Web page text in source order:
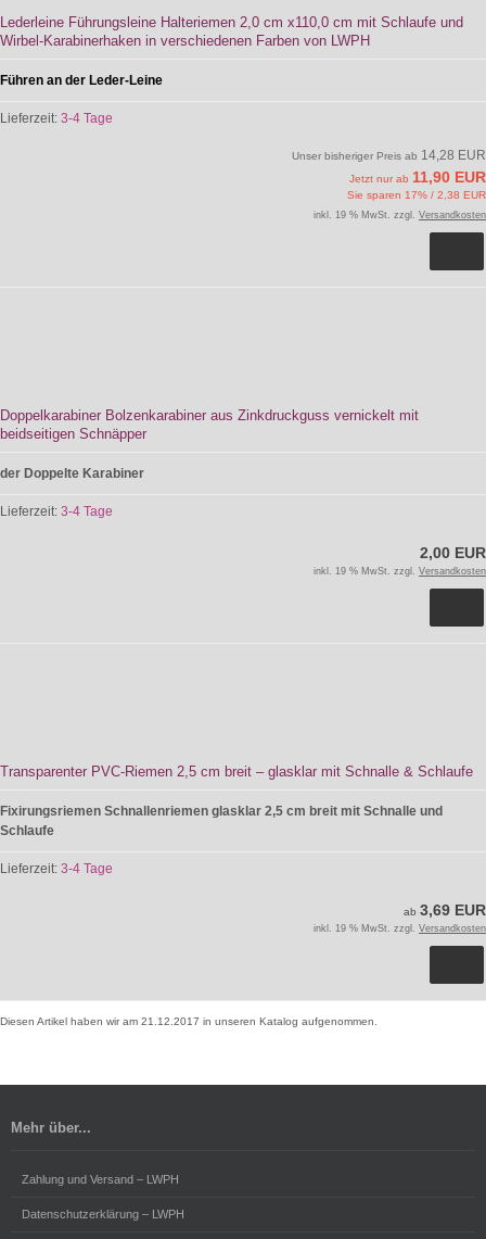
Lederleine Führungsleine Halteriemen 2,0 cm x110,0 cm mit Schlaufe und
Wirbel-Karabinerhaken in verschiedenen Farben von LWPH
Führen an der Leder-Leine
Lieferzeit: 3-4 Tage
Unser bisheriger Preis ab 14,28 EUR
Jetzt nur ab 11,90 EUR
Sie sparen 17% / 2,38 EUR
inkl. 19 % MwSt. zzgl. Versandkosten
Doppelkarabiner Bolzenkarabiner aus Zinkdruckguss vernickelt mit
beidseitigen Schnäpper
der Doppelte Karabiner
Lieferzeit: 3-4 Tage
2,00 EUR
inkl. 19 % MwSt. zzgl. Versandkosten
Transparenter PVC-Riemen 2,5 cm breit – glasklar mit Schnalle & Schlaufe
Fixirungsriemen Schnallenriemen glasklar 2,5 cm breit mit Schnalle und
Schlaufe
Lieferzeit: 3-4 Tage
ab 3,69 EUR
inkl. 19 % MwSt. zzgl. Versandkosten
Diesen Artikel haben wir am 21.12.2017 in unseren Katalog aufgenommen.
Mehr über...
Zahlung und Versand – LWPH
Datenschutzerklärung – LWPH